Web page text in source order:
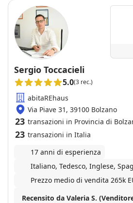
Sergio Toccacieli
5.0(3 rec.)
abitaREhaus
Via Piave 31, 39100 Bolzano
23 transazioni in Provincia di
23 transazioni in Italia
17 anni di esperienza
Italiano, Tedesco, Inglese,
Prezzo medio di vendita 265k
Recensito da Valeria S.